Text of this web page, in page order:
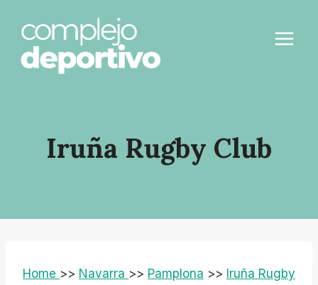
contenido
Iruña Rugby Club
Home >> Navarra >> Pamplona >> Iruña Rugby